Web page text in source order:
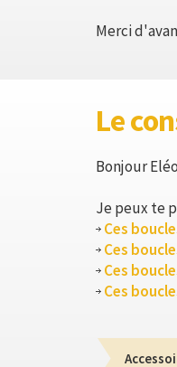
Merci
Le
Bonjour
Je peux te
Ces
Ces
Ces
Ces